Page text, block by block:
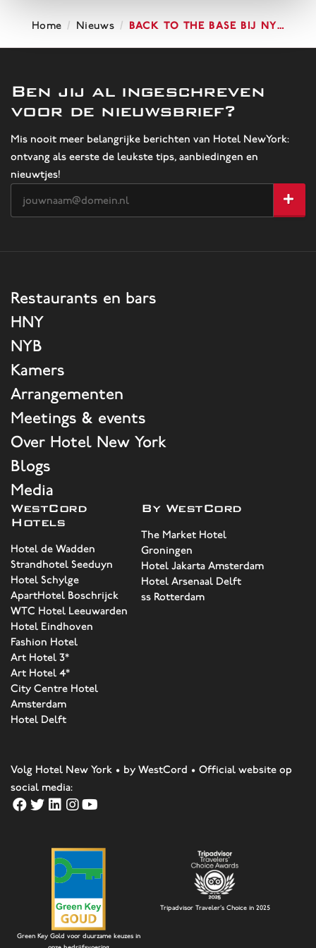
Home / Nieuws / Back to the Base bij NY…
Ben jij al ingeschreven
voor de nieuwsbrief?
Mis nooit meer belangrijke berichten van Hotel NewYork:
ontvang als eerste de leukste tips, aanbiedingen en
nieuwtjes!
Restaurants en bars
HNY
NYB
Kamers
Arrangementen
Meetings & events
Over Hotel New York
Blogs
Media
WestCord
Hotels
Hotel de Wadden
Strandhotel Seeduyn
Hotel Schylge
ApartHotel Boschrijck
WTC Hotel Leeuwarden
Hotel Eindhoven
Fashion Hotel
Art Hotel 3*
Art Hotel 4*
City Centre Hotel
Amsterdam
Hotel Delft
By WestCord
The Market Hotel
Groningen
Hotel Jakarta Amsterdam
Hotel Arsenaal Delft
ss Rotterdam
Volg Hotel New York • by WestCord • Official website op
social media:
Green Key Gold voor duurzame keuzes in
Tripadvisor Traveler's Choice in 2025